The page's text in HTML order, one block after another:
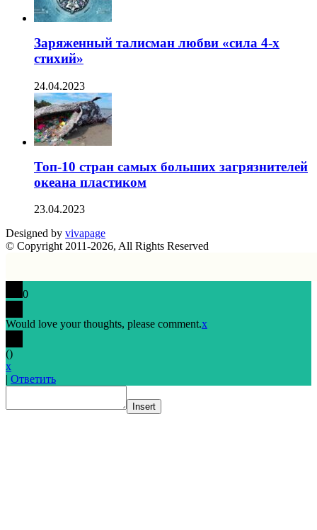
Заряженный талисман любви «сила 4-х
стихий»
24.04.2023
Топ-10 стран самых больших загрязнителей
океана пластиком
23.04.2023
Designed by vivapage
© Copyright 2011-2026, All Rights Reserved
0
Would love your thoughts, please comment.x
()
x
| Ответить
Insert